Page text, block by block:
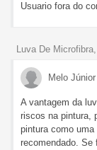
Usuario fora do
Luva De
Melo Júnior
A vantagem da
riscos na pintura,
pintura como
recomendado. Se